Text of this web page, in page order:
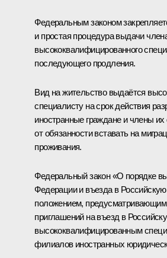
Федеральным законом
и простая процедура выдачи
высококвалифицированного
последующего продления.
Вид на жительство выдаётся
специалисту на срок действия
иностранные граждане и члены
от обязанности вставать на
проживания.
Федеральный закон «О порядке
Федерации и въезда в
положением,
приглашений на въезд в
высококвалифицированным
филиалов иностранных